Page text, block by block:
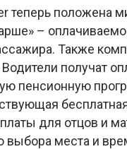
теперь положена
–
Также
получат
пенсионную
для отцов и
выбора места и